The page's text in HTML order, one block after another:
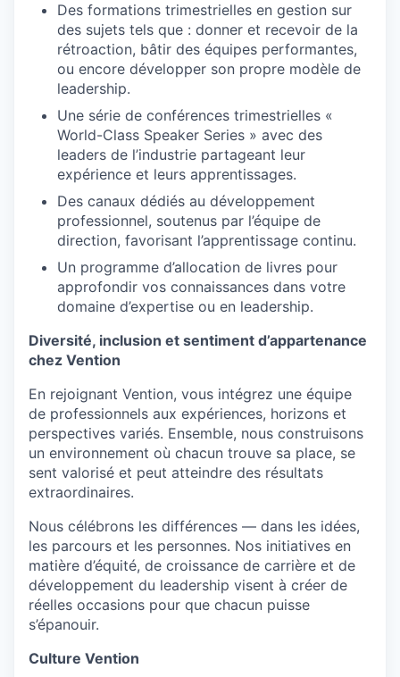
Des formations trimestrielles en gestion sur
des sujets tels que : donner et recevoir de la
rétroaction, bâtir des équipes performantes,
ou encore développer son propre modèle de
leadership.
Une série de conférences trimestrielles «
World-Class Speaker Series » avec des
leaders de l’industrie partageant leur
expérience et leurs apprentissages.
Des canaux dédiés au développement
professionnel, soutenus par l’équipe de
direction, favorisant l’apprentissage continu.
Un programme d’allocation de livres pour
approfondir vos connaissances dans votre
domaine d’expertise ou en leadership.
Diversité, inclusion et sentiment d’appartenance
chez Vention
En rejoignant Vention, vous intégrez une équipe
de professionnels aux expériences, horizons et
perspectives variés. Ensemble, nous construisons
un environnement où chacun trouve sa place, se
sent valorisé et peut atteindre des résultats
extraordinaires.
Nous célébrons les différences — dans les idées,
les parcours et les personnes. Nos initiatives en
matière d’équité, de croissance de carrière et de
développement du leadership visent à créer de
réelles occasions pour que chacun puisse
s’épanouir.
Culture Vention